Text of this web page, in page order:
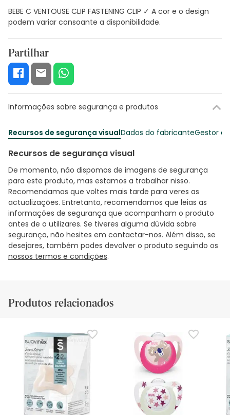
BEBE C VENTOUSE CLIP FASTENING CLIP ✓ A cor e o design
podem variar consoante a disponibilidade.
Partilhar
Informações sobre segurança e produtos
Recursos de segurança visualDados do fabricanteGestor
Recursos de segurança visual
De momento, não dispomos de imagens de segurança
para este produto, mas estamos a trabalhar nisso.
Recomendamos que voltes mais tarde para veres as
actualizações. Entretanto, recomendamos que leias as
informações de segurança que acompanham o produto
antes de o utilizares. Se tiveres alguma dúvida sobre
segurança, não hesites em contactar-nos. Além disso, se
desejares, também podes devolver o produto seguindo os
nossos termos e condições.
Produtos relacionados